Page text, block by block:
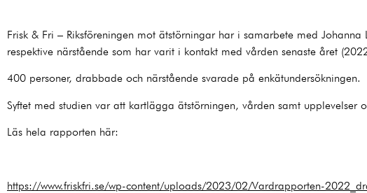
Frisk & Fri – Riksföreningen mot ätstörningar har i samarbete med
respektive närstående som har varit i kontakt med vården senaste året
400 personer, drabbade och närstående svarade på enkätundersökningen.
Syftet med studien var att kartlägga ätstörningen, vården samt upplevelser
Läs hela rapporten här:
https://www.friskfri.se/wp-content/uploads/2023/02/Vardrapporten-